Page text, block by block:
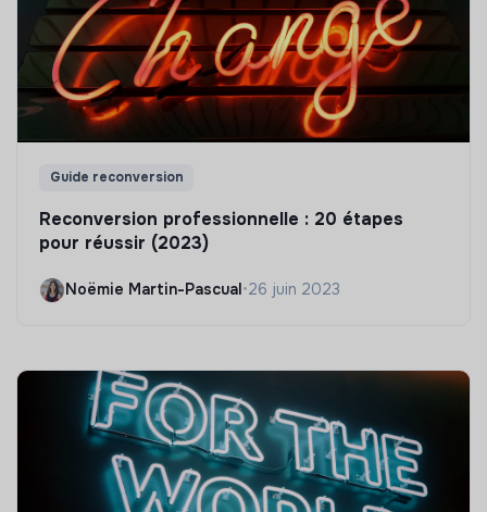
Guide reconversion
Reconversion professionnelle : 20 étapes
pour réussir (2023)
Noëmie Martin-Pascual•26 juin 2023